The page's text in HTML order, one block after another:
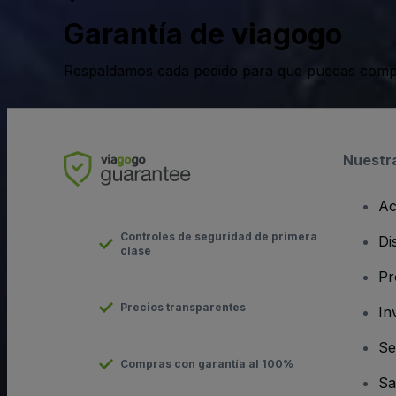
Garantía de viagogo
Respaldamos cada pedido para que puedas
Controles de seguridad de primera
clase
Precios transparentes
Compras con garantía al 100%